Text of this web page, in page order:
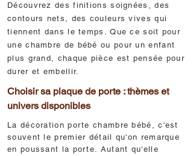
Découvrez des finitions soignées, des
contours nets, des couleurs vives qui
tiennent dans le temps. Que ce soit pour
une chambre de bébé ou pour un enfant
plus grand, chaque pièce est pensée pour
durer et embellir.
Choisir sa plaque de porte : thèmes et
univers disponibles
La décoration porte chambre bébé, c'est
souvent le premier détail qu'on remarque
en poussant la porte. Autant qu'elle